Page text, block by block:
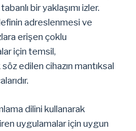
bir yaklaşımı izler.
adreslenmesi ve
erişen çoklu
için temsil,
edilen cihazın mantıksal
dilini kullanarak
uygulamalar için uygun